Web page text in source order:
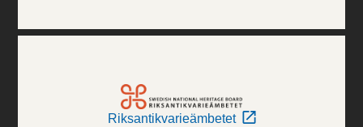
Riksantikvarieämbetet